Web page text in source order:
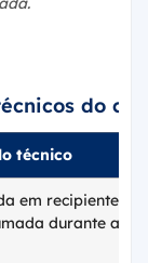
do
técnico
em recipiente
durante a